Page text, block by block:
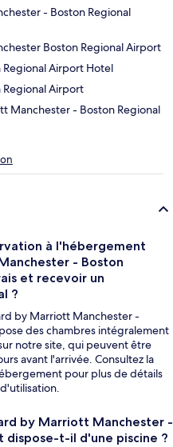
- Boston Regional
Boston Regional Airport
Airport Hotel
Airport
Manchester - Boston Regional
à l'hébergement
- Boston
et recevoir un
?
by Marriott Manchester -
des chambres intégralement
notre site, qui peuvent être
avant l'arrivée. Consultez la
pour plus de détails
by Marriott Manchester -
dispose-t-il d'une piscine ?